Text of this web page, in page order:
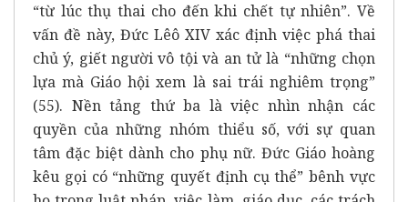
“từ lúc thụ thai cho đến khi chết tự nhiên”. Về
vấn đề này, Đức Lêô XIV xác định việc phá thai
chủ ý, giết người vô tội và an tử là “những chọn
lựa mà Giáo hội xem là sai trái nghiêm trọng”
(55). Nền tảng thứ ba là việc nhìn nhận các
quyền của những nhóm thiểu số, với sự quan
tâm đặc biệt dành cho phụ nữ. Đức Giáo hoàng
kêu gọi có “những quyết định cụ thể” bênh vực